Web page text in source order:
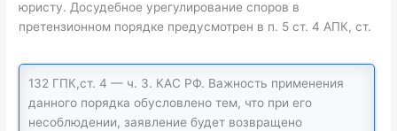
юристу. Досудебное урегулирование споров в
претензионном порядке предусмотрен в п. 5 ст. 4 АПК, ст.
132 ГПК,ст. 4 — ч. 3. КАС РФ. Важность применения
данного порядка обусловлено тем, что при его
несоблюдении, заявление будет возвращено